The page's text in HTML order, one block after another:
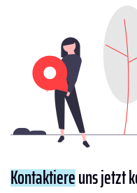
Kontaktiereuns jetzt